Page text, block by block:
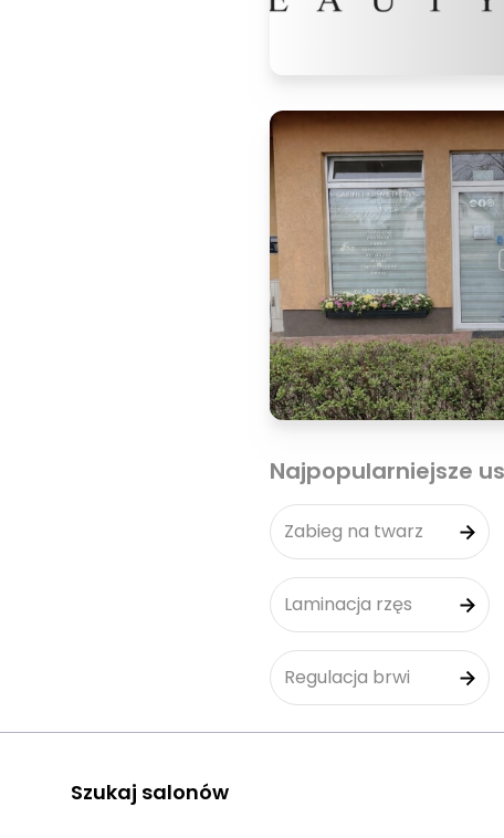
Najpopularniejsze
Zabieg na twarz
Laminacja rzęs
Regulacja brwi
Szukaj salonów